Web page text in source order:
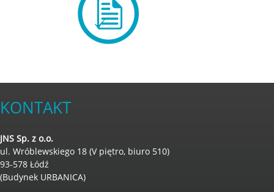
KONTAKT
JNS Sp. z o.o.
ul. Wróblewskiego 18 (V piętro, biuro 510)
93-578 Łódź
(Budynek URBANICA)